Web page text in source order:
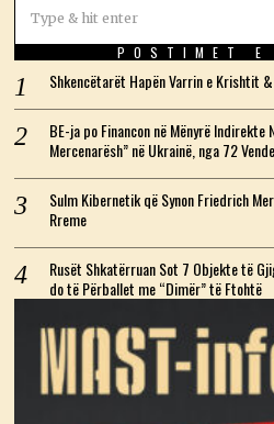
POSTIMET E
Shkencëtarët Hapën Varrin e Krishtit
BE-ja po Financon në Mënyrë
Mercenarësh” në Ukrainë, nga 72
Sulm Kibernetik që Synon Friedrich
Rreme
Rusët Shkatërruan Sot 7 Objekte të
do të Përballet me “Dimër” të Ftohtë